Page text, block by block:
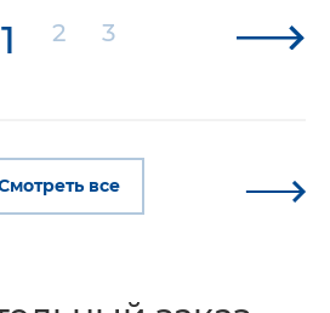
1 2 3
все